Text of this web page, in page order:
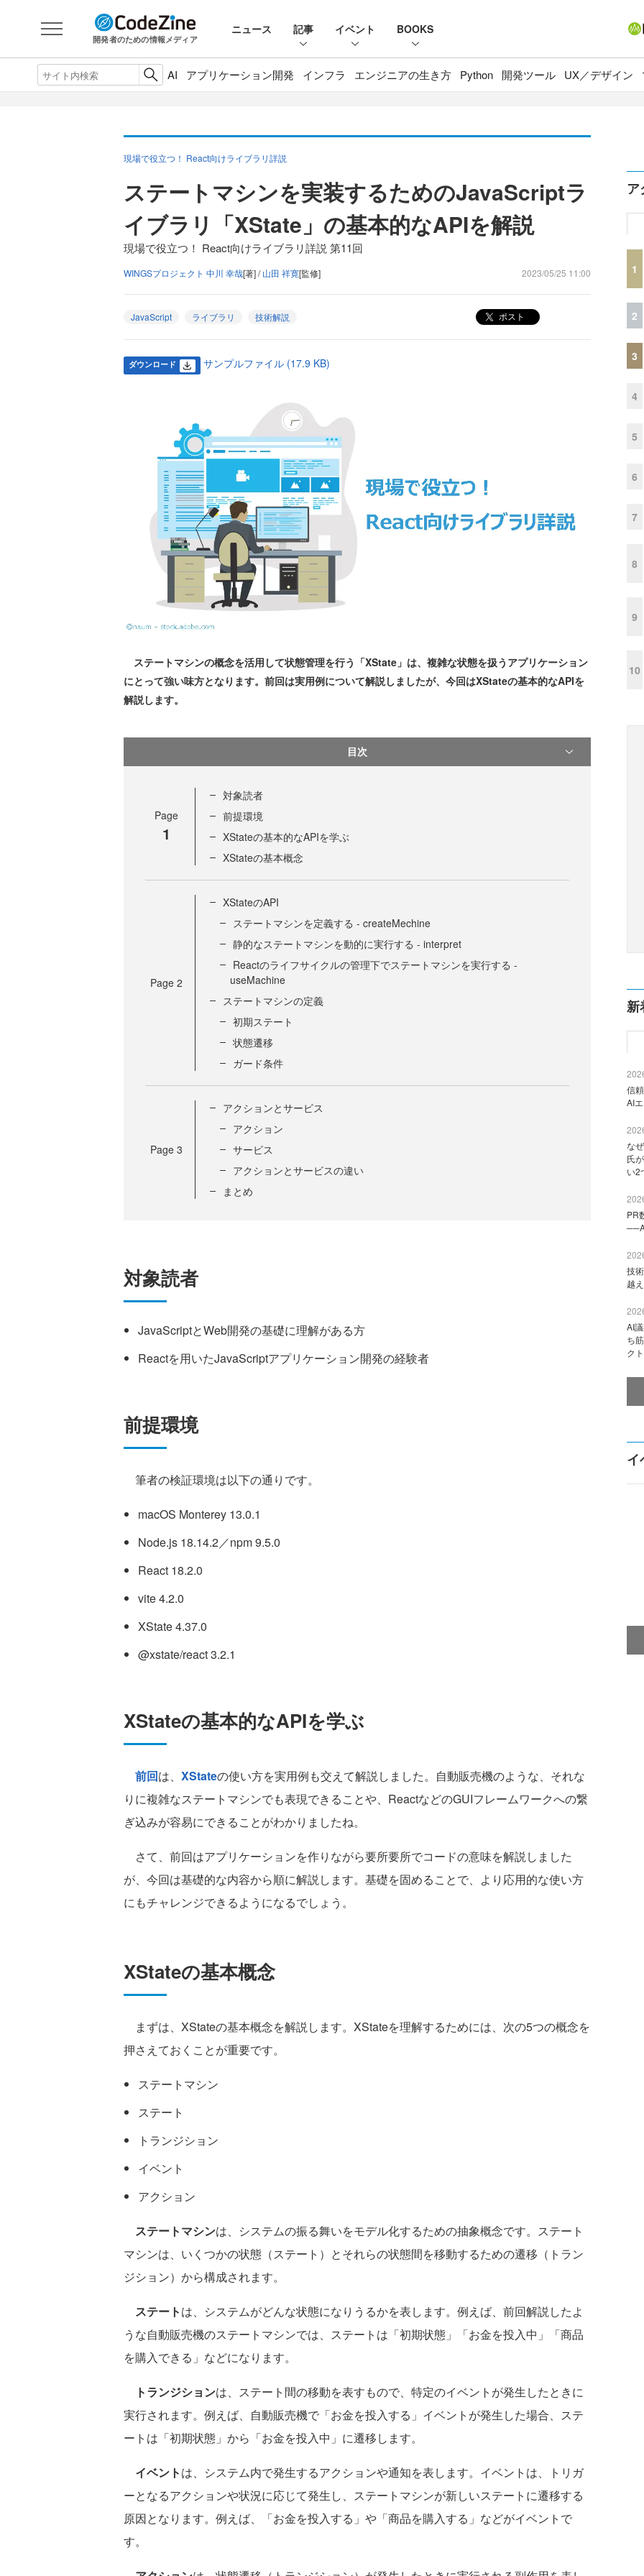
開発者のための情報メディア
ニュース 記事 イベント BOOKS
AI アプリケーション開発 インフラ エンジニアの生き方 Python 開発ツール UX／デザイン
現場で役立つ！ React向けライブラリ詳説
ステートマシンを実装するためのJavaScriptラ
イブラリ「XState」の基本的なAPIを解説
現場で役立つ！ React向けライブラリ詳説 第11回
WINGSプロジェクト 中川 幸哉[著] /山田 祥寛[監修] 2023/05/25 11:00
JavaScript ライブラリ 技術解説 ポスト
ダウンロード サンプルファイル (17.9 KB)
ステートマシンの概念を活用して状態管理を行う「XState」は、複雑な状態を扱うアプリケーション
にとって強い味方となります。前回は実用例について解説しましたが、今回はXStateの基本的なAPIを
解説します。
目次
Page
1
対象読者
前提環境
XStateの基本的なAPIを学ぶ
XStateの基本概念
Page 2
XStateのAPI
ステートマシンを定義する - createMechine
静的なステートマシンを動的に実行する - interpret
Reactのライフサイクルの管理下でステートマシンを実行する -
useMachine
ステートマシンの定義
初期ステート
状態遷移
ガード条件
Page 3
アクションとサービス
アクション
サービス
アクションとサービスの違い
まとめ
対象読者
JavaScriptとWeb開発の基礎に理解がある方
Reactを用いたJavaScriptアプリケーション開発の経験者
前提環境
筆者の検証環境は以下の通りです。
macOS Monterey 13.0.1
Node.js 18.14.2／npm 9.5.0
React 18.2.0
vite 4.2.0
XState 4.37.0
@xstate/react 3.2.1
XStateの基本的なAPIを学ぶ
前回は、 XStateの使い方を実用例も交えて解説しました。自動販売機のような、それな
りに複雑なステートマシンでも表現できることや、ReactなどのGUIフレームワークへの繋
ぎ込みが容易にできることがわかりましたね。
さて、前回はアプリケーションを作りながら要所要所でコードの意味を解説しました
が、今回は基礎的な内容から順に解説します。基礎を固めることで、より応用的な使い方
にもチャレンジできるようになるでしょう。
XStateの基本概念
まずは、XStateの基本概念を解説します。XStateを理解するためには、次の5つの概念を
押さえておくことが重要です。
ステートマシン
ステート
トランジション
イベント
アクション
ステートマシンは、システムの振る舞いをモデル化するための抽象概念です。ステート
マシンは、いくつかの状態（ステート）とそれらの状態間を移動するための遷移（トラン
ジション）から構成されます。
ステートは、システムがどんな状態になりうるかを表します。例えば、前回解説したよ
うな自動販売機のステートマシンでは、ステートは「初期状態」「お金を投入中」「商品
を購入できる」などになります。
トランジションは、ステート間の移動を表すもので、特定のイベントが発生したときに
実行されます。例えば、自動販売機で「お金を投入する」イベントが発生した場合、ステ
ートは「初期状態」から「お金を投入中」に遷移します。
イベントは、システム内で発生するアクションや通知を表します。イベントは、トリガ
ーとなるアクションや状況に応じて発生し、ステートマシンが新しいステートに遷移する
原因となります。例えば、「お金を投入する」や「商品を購入する」などがイベントで
す。
ア
1
2
3
4
5
6
7
8
9
10
新
信
AI
な
氏
い2
PR
技
越
AI
ち
ク
イ